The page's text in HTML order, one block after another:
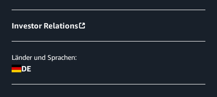
Investor Relations
Länder und Sprachen:
DE